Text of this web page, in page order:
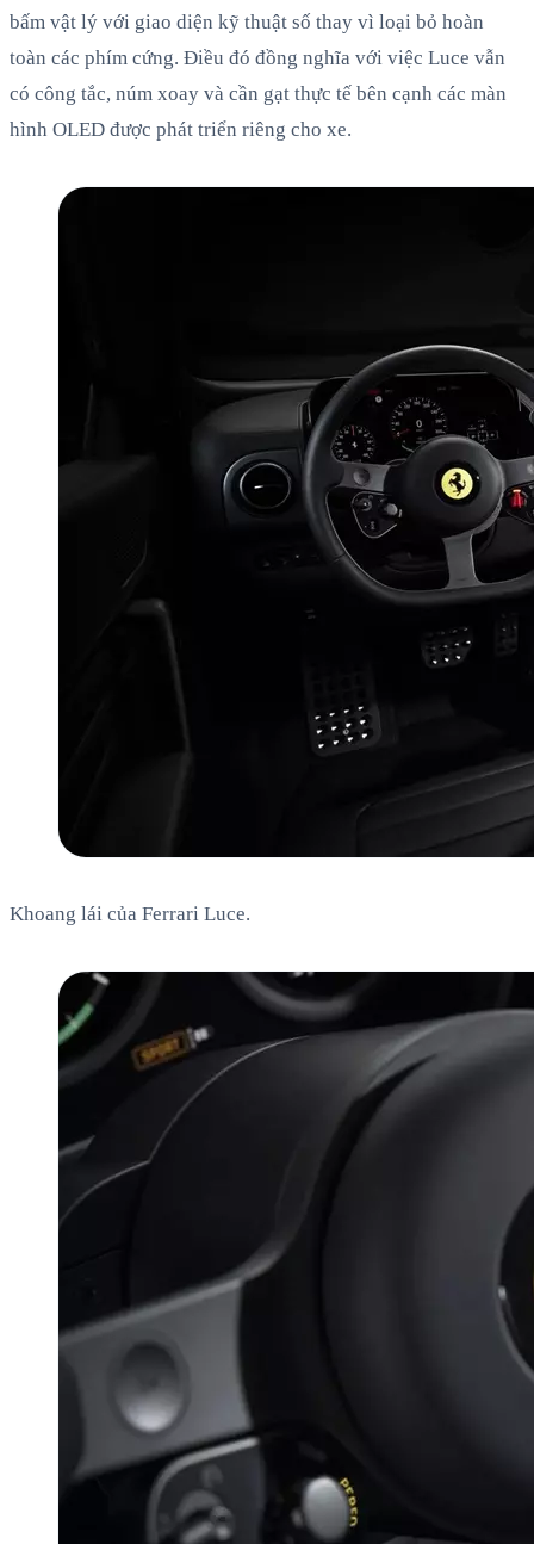
bấm vật lý với giao diện kỹ thuật số thay vì loại bỏ hoàn
toàn các phím cứng. Điều đó đồng nghĩa với việc Luce vẫn
có công tắc, núm xoay và cần gạt thực tế bên cạnh các màn
hình OLED được phát triển riêng cho xe.
Khoang lái của Ferrari Luce.